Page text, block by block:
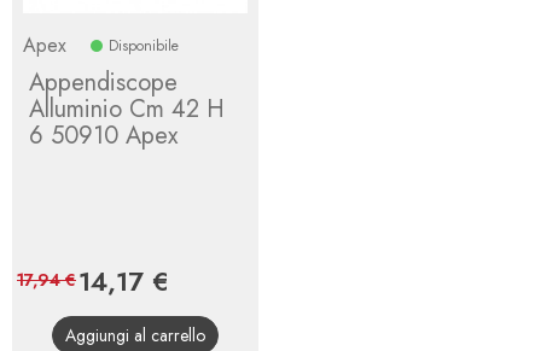
Apex Disponibile
Appendiscope
Alluminio Cm 42 H
6 50910 Apex
Prezzo
14,17 €
base
17,94 €
Aggiungi al carrello